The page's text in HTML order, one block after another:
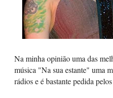
Na minha opinião uma das
música "Na sua estante" uma
rádios e é bastante pedida